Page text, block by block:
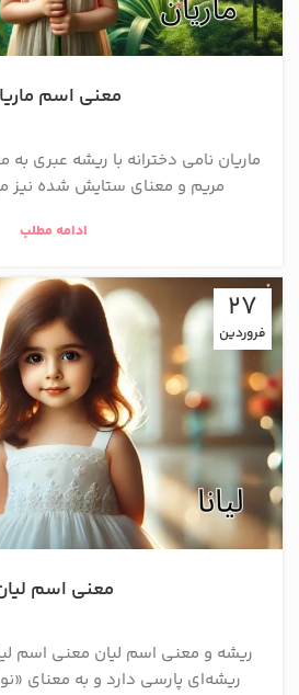
معنی اسم
ماریان نامی دخترانه با ریشه عبری به
مریم و معنای ستایش شده نیز
ادامه مطلب
27
فروردین
معنی اسم
ریشه و معنی اسم لیان معنی اسم
ریشه‌ای پارسی دارد و به معنای